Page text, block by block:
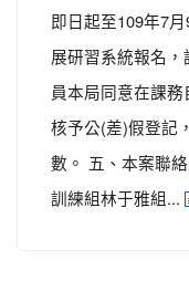
即日起至109年7
展研習系統報名，
員本局同意在課
核予公(差)假登記
數。 五、本案聯
訓練組林于雅組...